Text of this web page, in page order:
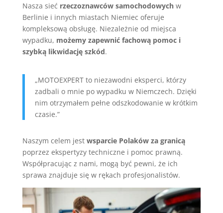
Nasza sieć rzeczoznawców samochodowychw
Berlinie i innych miastach Niemiec oferuje
kompleksową obsługę. Niezależnie od miejsca
wypadku, możemy zapewnić fachową pomoc i
szybką likwidację szkód.
„MOTOEXPERT to niezawodni eksperci, którzy
zadbali o mnie po wypadku w Niemczech. Dzięki
nim otrzymałem pełne odszkodowanie w krótkim
czasie.”
Naszym celem jest wsparcie Polaków za granicą
poprzez ekspertyzy techniczne i pomoc prawną.
Współpracując z nami, mogą być pewni, że ich
sprawa znajduje się w rękach profesjonalistów.